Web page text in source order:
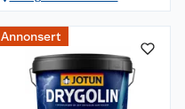
Annonsert